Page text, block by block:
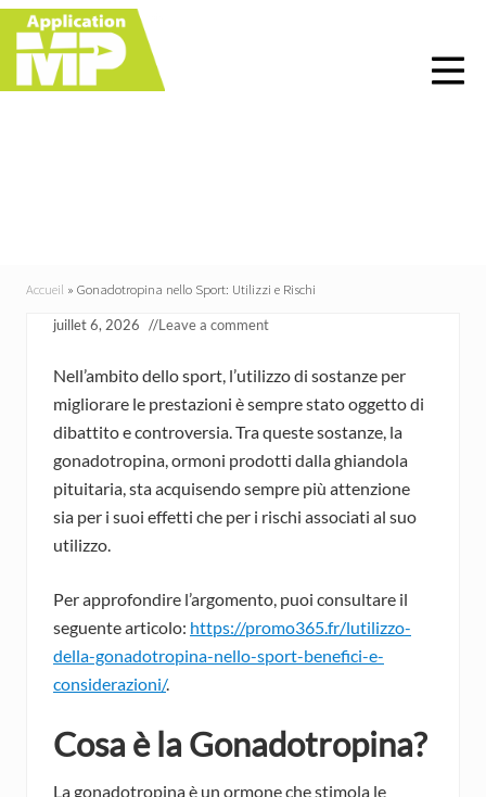
Menu
Skip
right
header
Skip
main
content
Skip
primary
sidebar
Skip
footer
Accueil » Gonadotropina nello Sport: Utilizzi e Rischi
juillet 6, 2026 //Leave a comment
Nell’ambito dello sport, l’utilizzo di sostanze per
migliorare le prestazioni è sempre stato oggetto di
dibattito e controversia. Tra queste sostanze, la
gonadotropina, ormoni prodotti dalla ghiandola
pituitaria, sta acquisendo sempre più attenzione
sia per i suoi effetti che per i rischi associati al suo
utilizzo.
Per approfondire l’argomento, puoi consultare il
seguente articolo: https://promo365.fr/lutilizzo-
della-gonadotropina-nello-sport-benefici-e-
considerazioni/.
Cosa è la Gonadotropina?
La gonadotropina è un ormone che stimola le